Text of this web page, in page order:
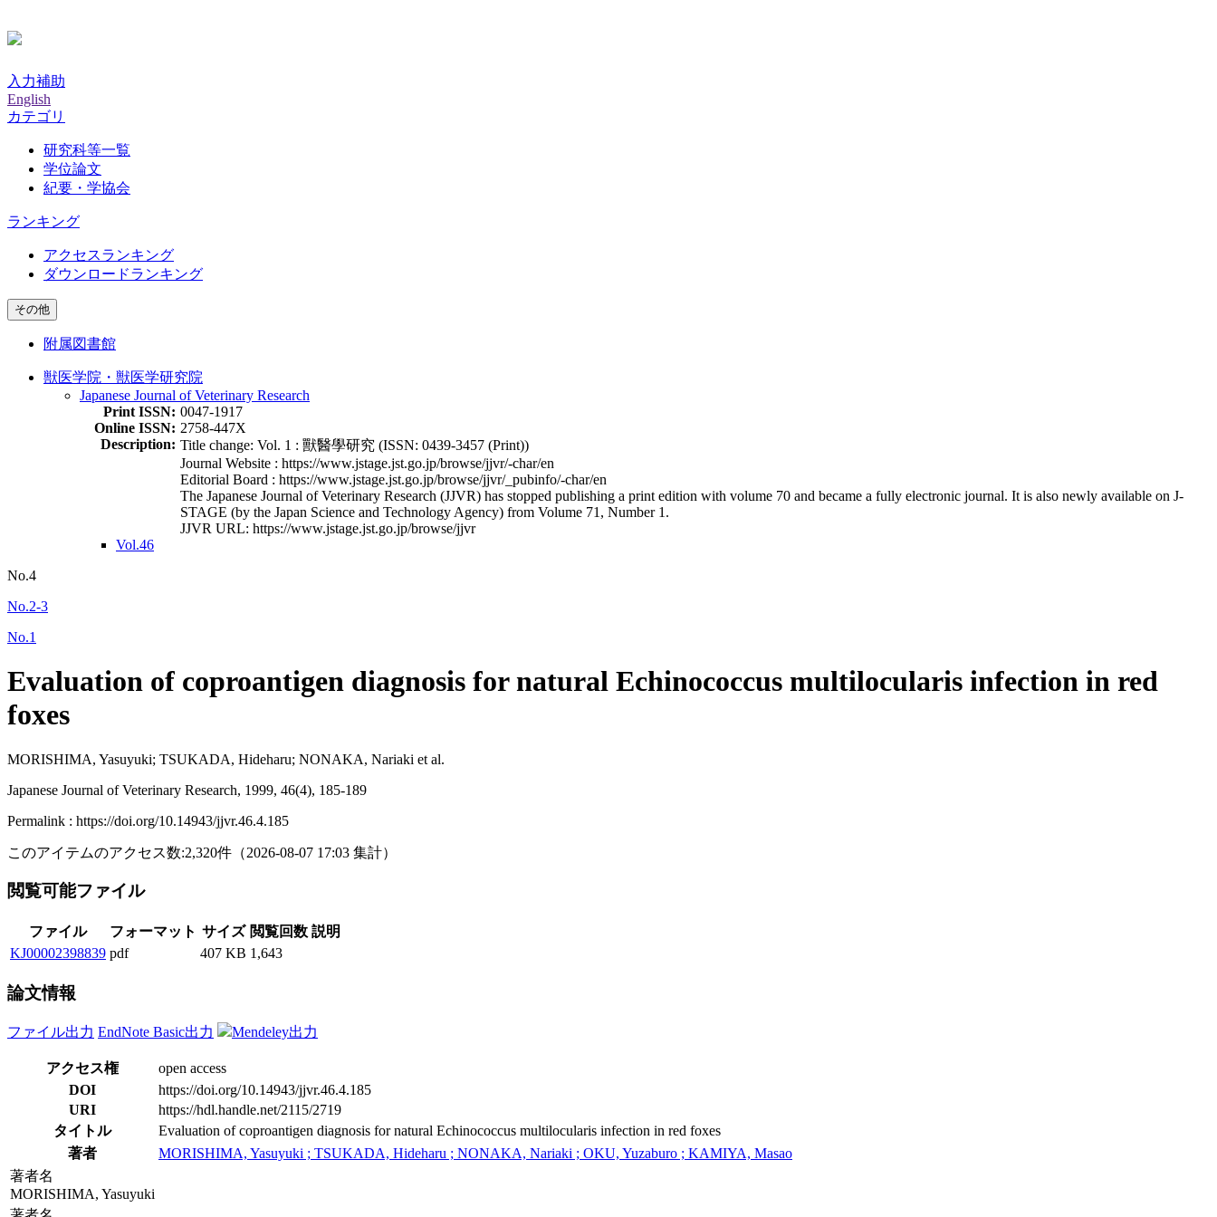
入力補助
English
カテゴリ
研究科等一覧
学位論文
紀要・学協会
ランキング
アクセスランキング
ダウンロードランキング
その他
附属図書館
獣医学院・獣医学研究院
Japanese Journal of Veterinary Research
Print ISSN: 0047-1917
Online ISSN: 2758-447X
Description: Title change: Vol. 1 : 獸醫學研究 (ISSN: 0439-3457 (Print))
Journal Website : https://www.jstage.jst.go.jp/browse/jjvr/-char/en
Editorial Board : https://www.jstage.jst.go.jp/browse/jjvr/_pubinfo/-char/en
The Japanese Journal of Veterinary Research (JJVR) has stopped publishing a print edition with volume 70 and became a fully electronic journal. It is also newly available on J-
STAGE (by the Japan Science and Technology Agency) from Volume 71, Number 1.
JJVR URL: https://www.jstage.jst.go.jp/browse/jjvr
Vol.46
No.4
No.2-3
No.1
Evaluation of coproantigen diagnosis for natural Echinococcus multilocularis infection in red
foxes
MORISHIMA, Yasuyuki; TSUKADA, Hideharu; NONAKA, Nariaki et al.
Japanese Journal of Veterinary Research, 1999, 46(4), 185-189
Permalink : https://doi.org/10.14943/jjvr.46.4.185
このアイテムのアクセス数:2,320件 （2026-08-07 17:03 集計）
閲覧可能ファイル
ファイル フォーマット サイズ 閲覧回数 説明
KJ00002398839 pdf 407 KB 1,643
論文情報
ファイル出力 EndNote Basic出力 Mendeley出力
アクセス権
open access
DOI
https://doi.org/10.14943/jjvr.46.4.185
URI
https://hdl.handle.net/2115/2719
タイトル
Evaluation of coproantigen diagnosis for natural Echinococcus multilocularis infection in red foxes
著者
MORISHIMA, Yasuyuki ; TSUKADA, Hideharu ; NONAKA, Nariaki ; OKU, Yuzaburo ; KAMIYA, Masao
著者名
MORISHIMA, Yasuyuki